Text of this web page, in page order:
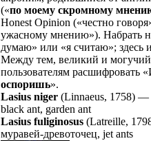
(«по моему скромному
Honest Opinion («честно
ужасному мнению»). Набрать
думаю» или «я считаю»; здесь
Между тем, великий и
пользователям
оспоришь».
Lasius niger (Linnaeus, 1758) —
black ant, garden ant
Lasius fuliginosus (Latreille,
муравей-древоточец, jet ants